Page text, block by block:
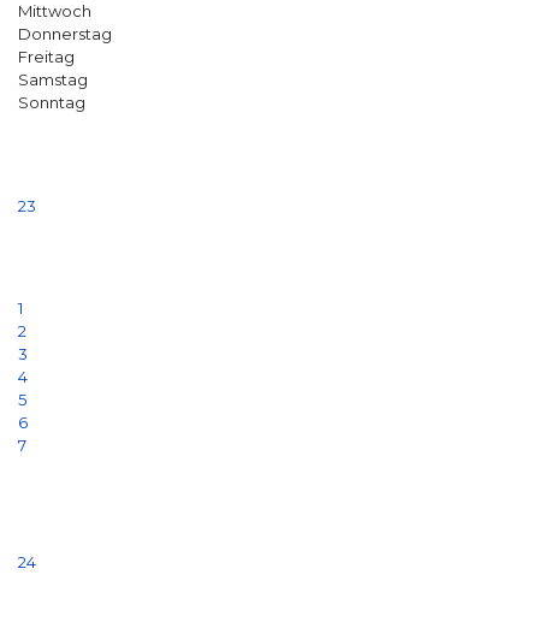
Mittwoch
Donnerstag
Freitag
Samstag
Sonntag
23
1
2
3
4
5
6
7
24